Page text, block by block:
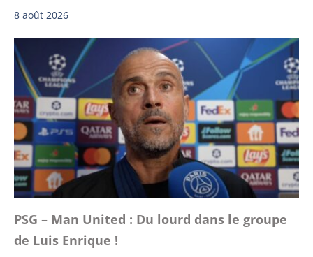
8 août 2026
PSG – Man United : Du lourd dans le groupe
de Luis Enrique !